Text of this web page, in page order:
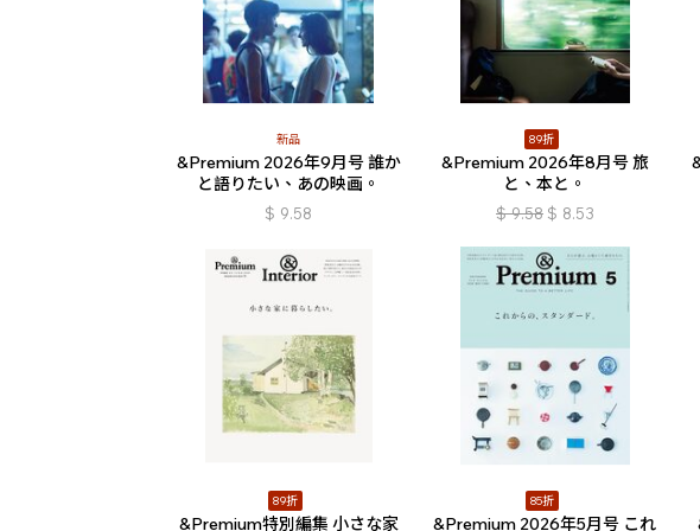
新品
&Premium 2026年9月号 誰か
と語りたい、あの映画。
$ 9.58
89折
&Premium 2026年8月号 旅
と、本と。
$ 9.58 $ 8.53
89折
&Premium特別編集 小さな家
85折
&Premium 2026年5月号 これ